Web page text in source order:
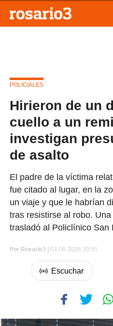
POLICIALES
Hirieron de un
cuello a un
investigan
de asalto
El padre de la víctima
fue citado al lugar, en la
un viaje y que le habrían
tras resistirse al robo.
trasladó al Policlínico San
Por Rosario3 | 03-06-2026 20:55